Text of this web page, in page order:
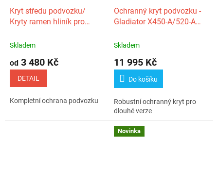
Kryt středu podvozku/
Kryty ramen hliník pro
Skladem
od 3 480 Kč
DETAIL
Kompletní ochrana podvozku
Ochranný kryt podvozku -
Gladiator X450-A/520-A
400‑A/500‑A
Skladem
11 995 Kč
Do košíku
Robustní ochranný kryt pro
dlouhé verze
Novinka